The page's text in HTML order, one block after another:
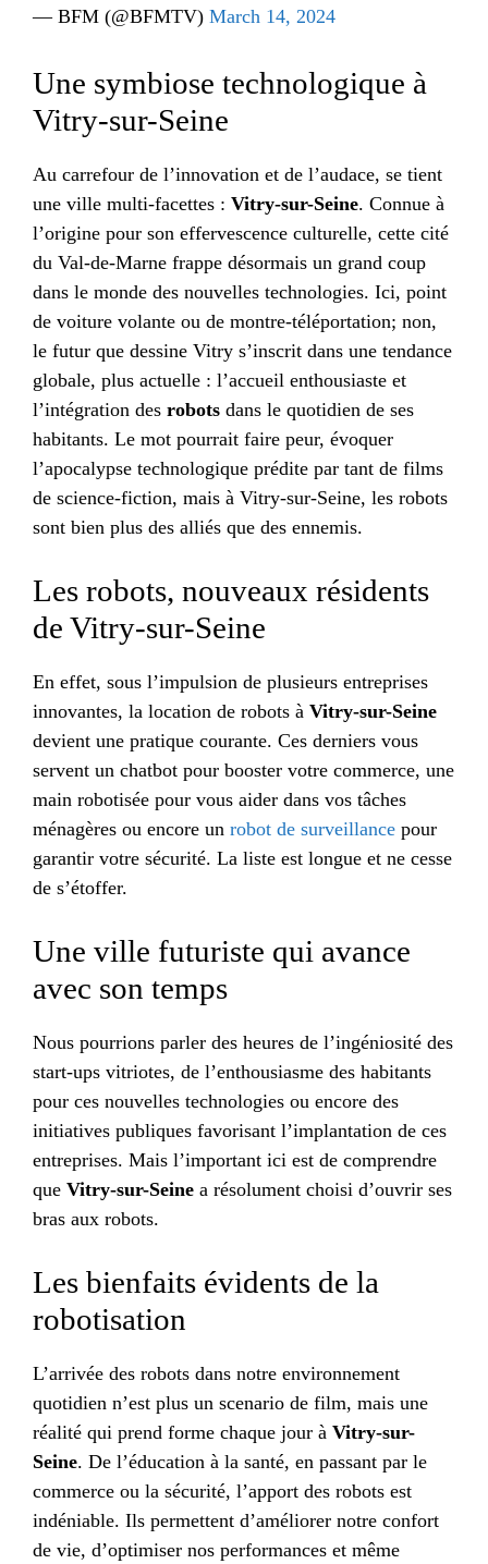
— BFM (@BFMTV) March 14, 2024
Une symbiose technologique à
Vitry-sur-Seine
Au carrefour de l’innovation et de l’audace, se tient
une ville multi-facettes : Vitry-sur-Seine. Connue à
l’origine pour son effervescence culturelle, cette cité
du Val-de-Marne frappe désormais un grand coup
dans le monde des nouvelles technologies. Ici, point
de voiture volante ou de montre-téléportation; non,
le futur que dessine Vitry s’inscrit dans une tendance
globale, plus actuelle : l’accueil enthousiaste et
l’intégration des robots dans le quotidien de ses
habitants. Le mot pourrait faire peur, évoquer
l’apocalypse technologique prédite par tant de films
de science-fiction, mais à Vitry-sur-Seine, les robots
sont bien plus des alliés que des ennemis.
Les robots, nouveaux résidents
de Vitry-sur-Seine
En effet, sous l’impulsion de plusieurs entreprises
innovantes, la location de robots à Vitry-sur-Seine
devient une pratique courante. Ces derniers vous
servent un chatbot pour booster votre commerce, une
main robotisée pour vous aider dans vos tâches
ménagères ou encore un robot de surveillance pour
garantir votre sécurité. La liste est longue et ne cesse
de s’étoffer.
Une ville futuriste qui avance
avec son temps
Nous pourrions parler des heures de l’ingéniosité des
start-ups vitriotes, de l’enthousiasme des habitants
pour ces nouvelles technologies ou encore des
initiatives publiques favorisant l’implantation de ces
entreprises. Mais l’important ici est de comprendre
que Vitry-sur-Seine a résolument choisi d’ouvrir ses
bras aux robots.
Les bienfaits évidents de la
robotisation
L’arrivée des robots dans notre environnement
quotidien n’est plus un scenario de film, mais une
réalité qui prend forme chaque jour à Vitry-sur-
Seine. De l’éducation à la santé, en passant par le
commerce ou la sécurité, l’apport des robots est
indéniable. Ils permettent d’améliorer notre confort
de vie, d’optimiser nos performances et même